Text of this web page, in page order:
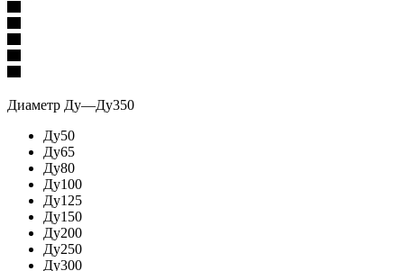
Диаметр Ду—Ду350
Ду50
Ду65
Ду80
Ду100
Ду125
Ду150
Ду200
Ду250
Ду300